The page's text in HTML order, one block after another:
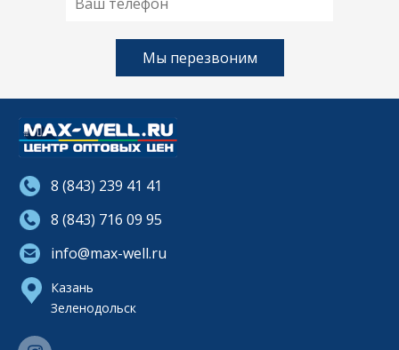
8 (843) 239 41 41
8 (843) 716 09 95
info@max-well.ru
Казань
Зеленодольск